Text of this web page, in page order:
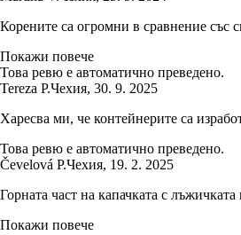
Корените са огромни в сравнение със
Покажи повече
Това ревю е автоматично преведено.
Tereza P.Чехия, 30. 9. 2025
Харесва ми, че контейнерите са
Това ревю е автоматично преведено.
Čevelová P.Чехия, 19. 2. 2025
Горната част на капачката с
Покажи повече